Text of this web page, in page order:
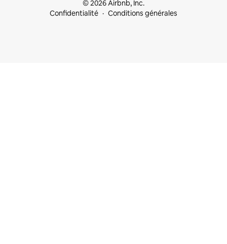
© 2026 Airbnb, Inc.
Confidentialité
Conditions générales